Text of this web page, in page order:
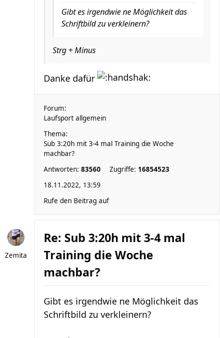
Gibt es irgendwie ne Möglichkeit das
Schriftbild zu verkleinern?
Strg + Minus
Danke dafür
Forum:
Laufsport allgemein
Thema:
Sub 3:20h mit 3-4 mal Training die Woche
machbar?
Antworten: 83560 Zugriffe: 16854523
18.11.2022, 13:59
Rufe den Beitrag auf
Zemita
Re: Sub 3:20h mit 3-4 mal
Training die Woche
machbar?
Gibt es irgendwie ne Möglichkeit das
Schriftbild zu verkleinern?